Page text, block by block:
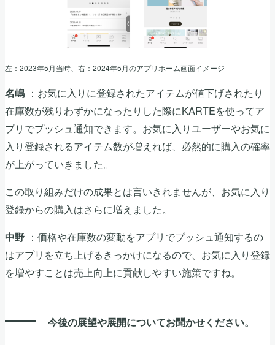
左：2023年5月当時、右：2024年5月のアプリホーム画面イメージ
名嶋 ：お気に入りに登録されたアイテムが値下げされたり
在庫数が残りわずかになったりした際にKARTEを使ってア
プリでプッシュ通知できます。お気に入りユーザーやお気に
入り登録されるアイテム数が増えれば、必然的に購入の確率
が上がっていきました。
この取り組みだけの成果とは言いきれませんが、お気に入り
登録からの購入はさらに増えました。
中野 ：価格や在庫数の変動をアプリでプッシュ通知するの
はアプリを立ち上げるきっかけになるので、お気に入り登録
を増やすことは売上向上に貢献しやすい施策ですね。
今後の展望や展開についてお聞かせください。